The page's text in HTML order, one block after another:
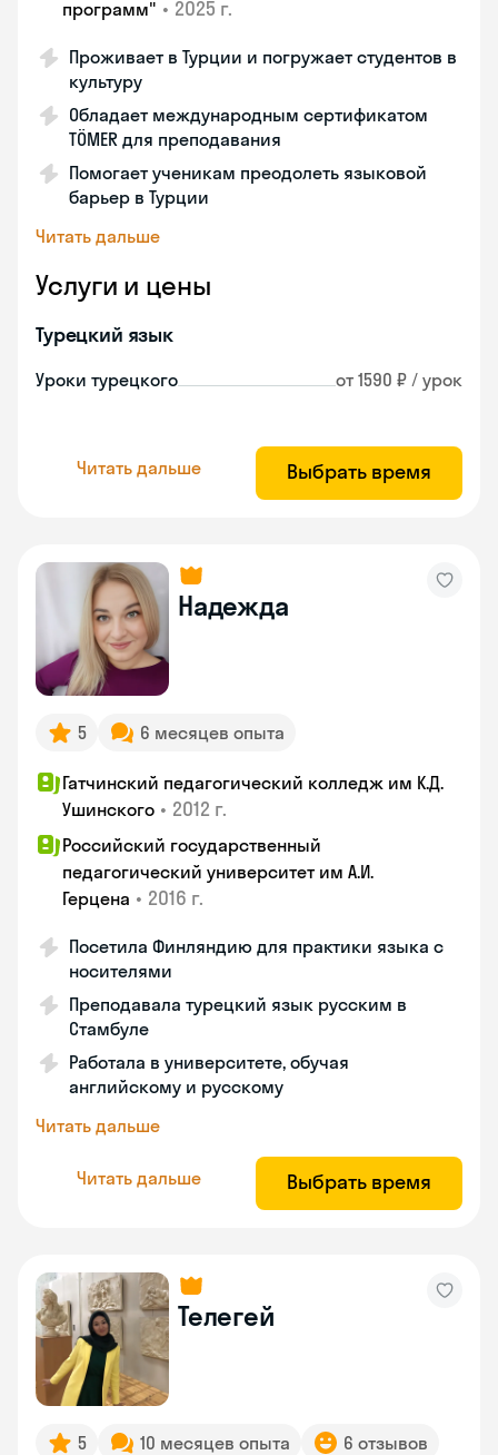
программ" • 2025 г.
Проживает в Турции и погружает студентов в
культуру
Обладает международным сертификатом
TÖMER для преподавания
Помогает ученикам преодолеть языковой
барьер в Турции
Читать дальше
Услуги и цены
Турецкий язык
Уроки турецкого от 1590 ₽ / урок
Читать дальше Выбрать время
Надежда
5 6 месяцев опыта
Гатчинский педагогический колледж им К.Д.
Ушинского • 2012 г.
Российский государственный
педагогический университет им А.И.
Герцена • 2016 г.
Посетила Финляндию для практики языка с
носителями
Преподавала турецкий язык русским в
Стамбуле
Работала в университете, обучая
английскому и русскому
Читать дальше
Читать дальше Выбрать время
Телегей
5 10 месяцев опыта 6 отзывов